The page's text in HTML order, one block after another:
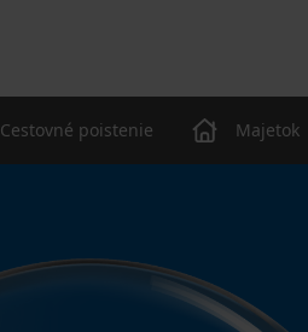
Cestovné poistenie Majetok